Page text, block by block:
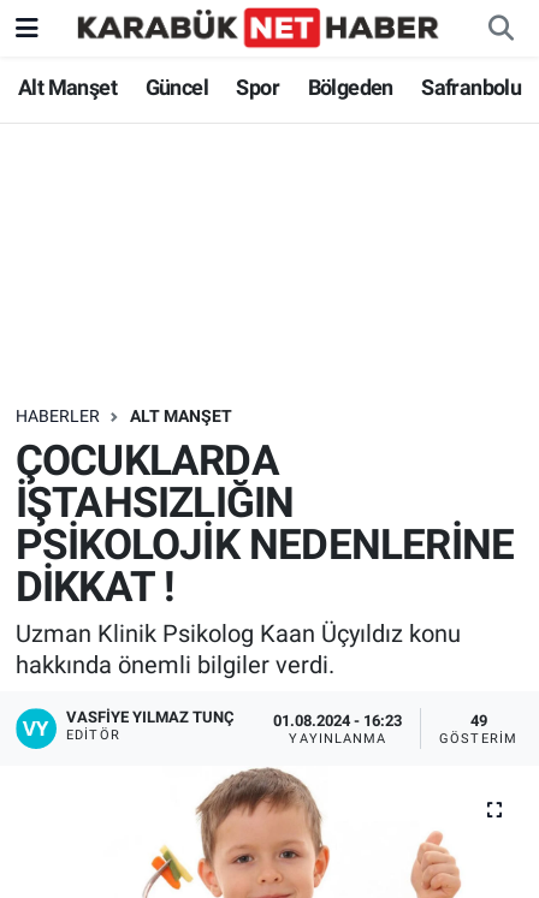
Alt Manşet Güncel Spor Bölgeden Safranbolu
HABERLER ALT MANŞET
ÇOCUKLARDA
İŞTAHSIZLIĞIN
PSİKOLOJİK NEDENLERİNE
DİKKAT !
Uzman Klinik Psikolog Kaan Üçyıldız konu
hakkında önemli bilgiler verdi.
VASFIYE YILMAZ TUNÇ
EDITÖR
01.08.2024 - 16:23
YAYINLANMA
49
GÖSTERIM